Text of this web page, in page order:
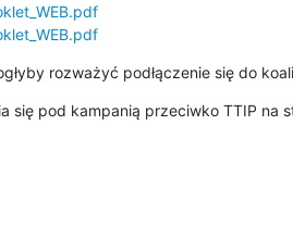
rozważyć podłączenie się do